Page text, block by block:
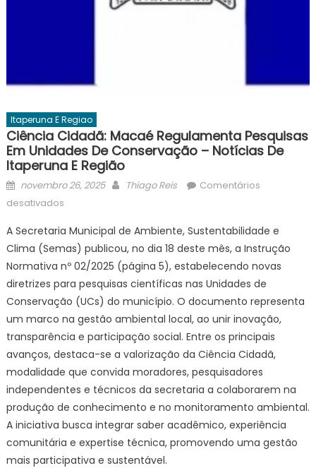
Itaperuna E Regiao
Ciência Cidadã: Macaé Regulamenta Pesquisas
Em Unidades De Conservação – Notícias De
Itaperuna E Região
Posted
on
novembro 26, 2025 Author
Thiago Reis
Comentários
desativadosem
Cidadã:
Macaé
regulamenta
pesquisas
em
Unidades
de
Conservação
Notícias
de
Itaperuna
e
Região
A Secretaria Municipal de Ambiente, Sustentabilidade e
Clima (Semas) publicou, no dia 18 deste mês, a Instrução
Normativa nº 02/2025 (página 5), estabelecendo novas
diretrizes para pesquisas científicas nas Unidades de
Conservação (UCs) do município. O documento representa
um marco na gestão ambiental local, ao unir inovação,
transparência e participação social. Entre os principais
avanços, destaca-se a valorização da Ciência Cidadã,
modalidade que convida moradores, pesquisadores
independentes e técnicos da secretaria a colaborarem na
produção de conhecimento e no monitoramento ambiental.
A iniciativa busca integrar saber acadêmico, experiência
comunitária e expertise técnica, promovendo uma gestão
mais participativa e sustentável.